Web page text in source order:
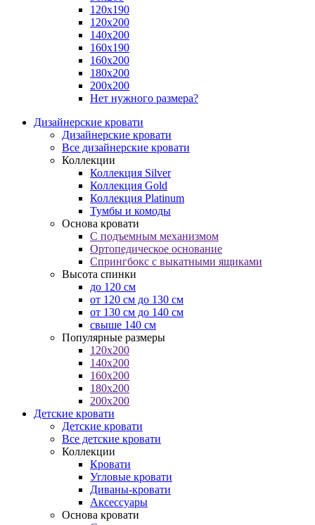
120х190
120х200
140х200
160х190
160х200
180х200
200х200
Нет нужного размера?
Дизайнерские кровати
Дизайнерские кровати
Все дизайнерские кровати
Коллекции
Коллекция Silver
Коллекция Gold
Коллекция Platinum
Тумбы и комоды
Основа кровати
С подъемным механизмом
Ортопедическое основание
Спрингбокс с выкатными ящиками
Высота спинки
до 120 см
от 120 см до 130 см
от 130 см до 140 см
свыше 140 см
Популярные размеры
120x200
140x200
160x200
180x200
200x200
Детские кровати
Детские кровати
Все детские кровати
Коллекции
Кровати
Угловые кровати
Диваны-кровати
Аксессуары
Основа кровати